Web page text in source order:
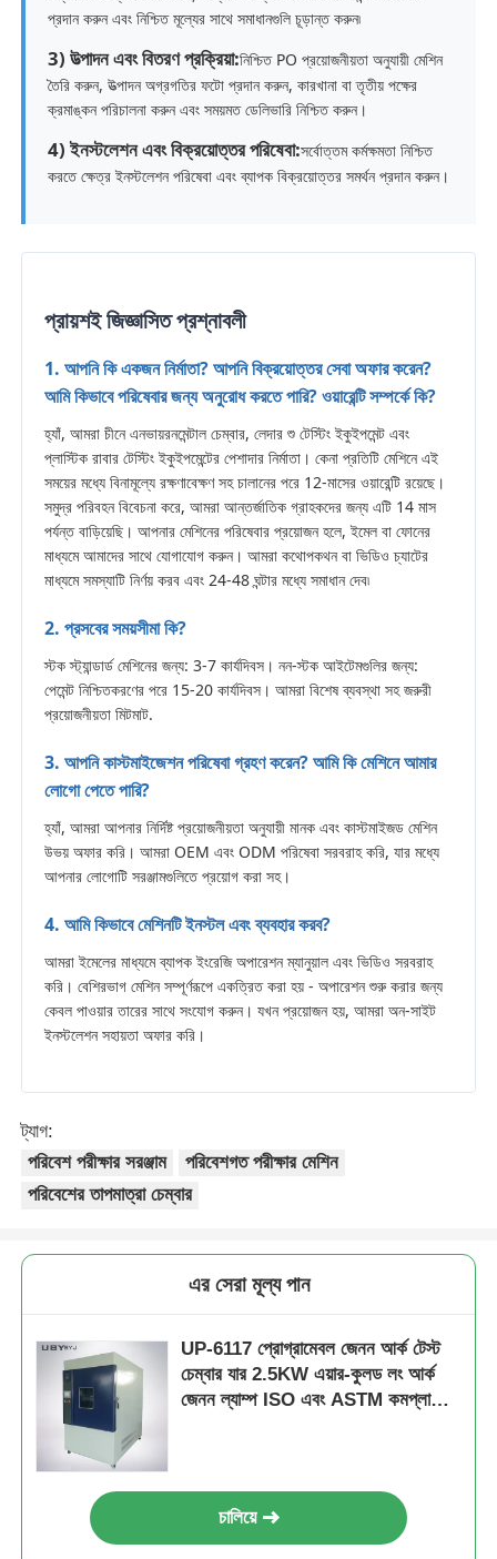
প্রদান করুন এবং নিশ্চিত মূল্যের সাথে সমাধানগুলি চূড়ান্ত করুন৷
3) উত্পাদন এবং বিতরণ প্রক্রিয়া:নিশ্চিত PO প্রয়োজনীয়তা অনুযায়ী মেশিন
তৈরি করুন, উত্পাদন অগ্রগতির ফটো প্রদান করুন, কারখানা বা তৃতীয় পক্ষের
ক্রমাঙ্কন পরিচালনা করুন এবং সময়মত ডেলিভারি নিশ্চিত করুন।
4) ইনস্টলেশন এবং বিক্রয়োত্তর পরিষেবা:সর্বোত্তম কর্মক্ষমতা নিশ্চিত
করতে ক্ষেত্র ইনস্টলেশন পরিষেবা এবং ব্যাপক বিক্রয়োত্তর সমর্থন প্রদান করুন।
প্রায়শই জিজ্ঞাসিত প্রশ্নাবলী
1. আপনি কি একজন নির্মাতা? আপনি বিক্রয়োত্তর সেবা অফার করেন?
আমি কিভাবে পরিষেবার জন্য অনুরোধ করতে পারি? ওয়ারেন্টি সম্পর্কে কি?
হ্যাঁ, আমরা চীনে এনভায়রনমেন্টাল চেম্বার, লেদার শু টেস্টিং ইকুইপমেন্ট এবং
প্লাস্টিক রাবার টেস্টিং ইকুইপমেন্টের পেশাদার নির্মাতা। কেনা প্রতিটি মেশিনে এই
সময়ের মধ্যে বিনামূল্যে রক্ষণাবেক্ষণ সহ চালানের পরে 12-মাসের ওয়ারেন্টি রয়েছে।
সমুদ্র পরিবহন বিবেচনা করে, আমরা আন্তর্জাতিক গ্রাহকদের জন্য এটি 14 মাস
পর্যন্ত বাড়িয়েছি। আপনার মেশিনের পরিষেবার প্রয়োজন হলে, ইমেল বা ফোনের
মাধ্যমে আমাদের সাথে যোগাযোগ করুন। আমরা কথোপকথন বা ভিডিও চ্যাটের
মাধ্যমে সমস্যাটি নির্ণয় করব এবং 24-48 ঘন্টার মধ্যে সমাধান দেব৷
2. প্রসবের সময়সীমা কি?
স্টক স্ট্যান্ডার্ড মেশিনের জন্য: 3-7 কার্যদিবস। নন-স্টক আইটেমগুলির জন্য:
পেমেন্ট নিশ্চিতকরণের পরে 15-20 কার্যদিবস। আমরা বিশেষ ব্যবস্থা সহ জরুরী
প্রয়োজনীয়তা মিটমাট.
3. আপনি কাস্টমাইজেশন পরিষেবা গ্রহণ করেন? আমি কি মেশিনে আমার
লোগো পেতে পারি?
হ্যাঁ, আমরা আপনার নির্দিষ্ট প্রয়োজনীয়তা অনুযায়ী মানক এবং কাস্টমাইজড মেশিন
উভয় অফার করি। আমরা OEM এবং ODM পরিষেবা সরবরাহ করি, যার মধ্যে
আপনার লোগোটি সরঞ্জামগুলিতে প্রয়োগ করা সহ।
4. আমি কিভাবে মেশিনটি ইনস্টল এবং ব্যবহার করব?
আমরা ইমেলের মাধ্যমে ব্যাপক ইংরেজি অপারেশন ম্যানুয়াল এবং ভিডিও সরবরাহ
করি। বেশিরভাগ মেশিন সম্পূর্ণরূপে একত্রিত করা হয় - অপারেশন শুরু করার জন্য
কেবল পাওয়ার তারের সাথে সংযোগ করুন। যখন প্রয়োজন হয়, আমরা অন-সাইট
ইনস্টলেশন সহায়তা অফার করি।
ট্যাগ:
পরিবেশ পরীক্ষার সরঞ্জাম
পরিবেশগত পরীক্ষার মেশিন
পরিবেশের তাপমাত্রা চেম্বার
এর সেরা মূল্য পান
UP-6117 প্রোগ্রামেবল জেনন আর্ক টেস্ট
চেম্বার যার 2.5KW এয়ার-কুলড লং আর্ক
জেনন ল্যাম্প ISO এবং ASTM কমপ্লায়েন্ট
চালিয়ে